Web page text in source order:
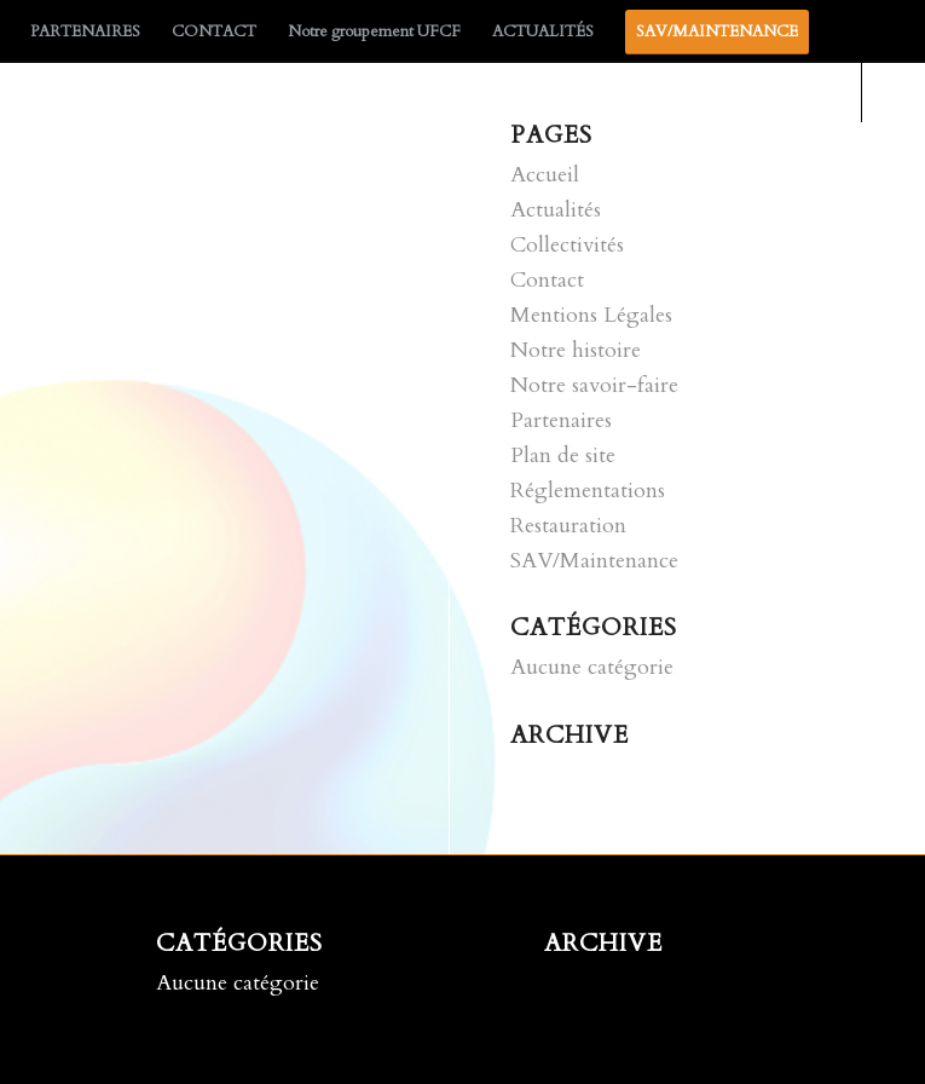
PARTENAIRES CONTACT Notre groupement UFCF ACTUALITÉS SAV/MAINTENANCE
PAGES
Accueil
Actualités
Collectivités
Contact
Mentions Légales
Notre histoire
Notre savoir-faire
Partenaires
Plan de site
Réglementations
Restauration
SAV/Maintenance
CATÉGORIES
Aucune catégorie
ARCHIVE
CATÉGORIES
Aucune catégorie
ARCHIVE